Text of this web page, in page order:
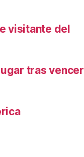
visitante del
tras vencer